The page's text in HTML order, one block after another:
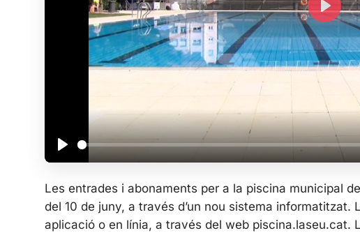
P
a
y
P
l
a
y
Les entrades i abonaments per a la piscina municipal
del 10 de juny, a través d’un nou sistema informatitzat.
aplicació o en línia, a través del web piscina.laseu.cat.